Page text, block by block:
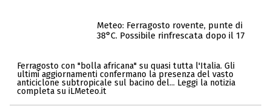
Meteo: Ferragosto rovente, punte di
38°C. Possibile rinfrescata dopo il 17
Ferragosto con "bolla africana" su quasi tutta l'Italia. Gli
ultimi aggiornamenti confermano la presenza del vasto
anticiclone subtropicale sul bacino del... Leggi la notizia
completa su iLMeteo.it